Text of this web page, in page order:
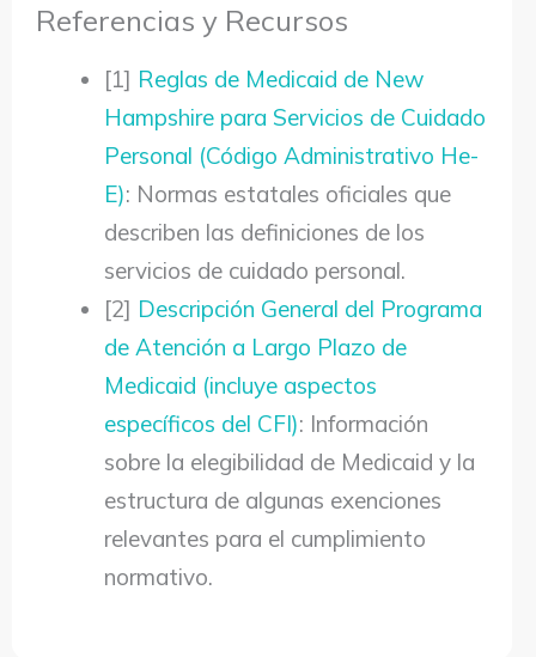
Referencias y Recursos
[1] Reglas de Medicaid de New
Hampshire para Servicios de Cuidado
Personal (Código Administrativo He-
E): Normas estatales oficiales que
describen las definiciones de los
servicios de cuidado personal.
[2] Descripción General del Programa
de Atención a Largo Plazo de
Medicaid (incluye aspectos
específicos del CFI): Información
sobre la elegibilidad de Medicaid y la
estructura de algunas exenciones
relevantes para el cumplimiento
normativo.